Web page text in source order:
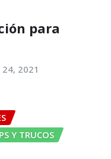
para
2021
Y TRUCOS